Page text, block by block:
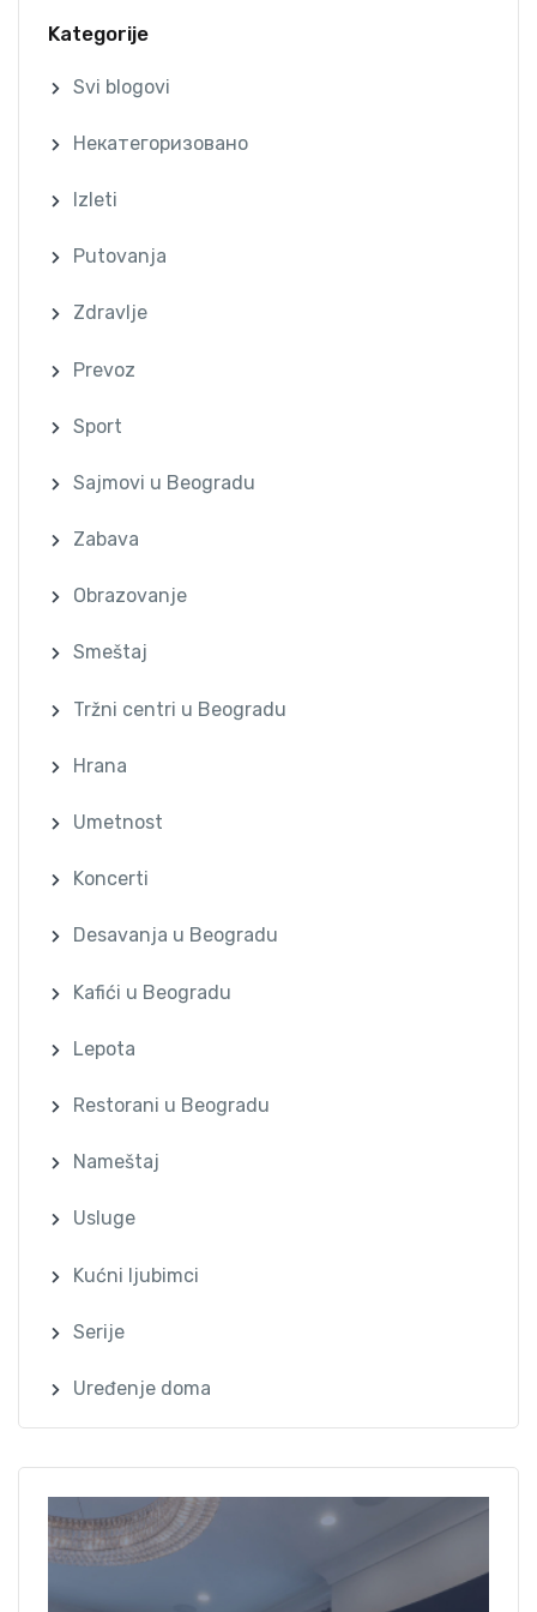
Kategorije
Svi blogovi
Некатегоризовано
Izleti
Putovanja
Zdravlje
Prevoz
Sport
Sajmovi u Beogradu
Zabava
Obrazovanje
Smeštaj
Tržni centri u Beogradu
Hrana
Umetnost
Koncerti
Desavanja u Beogradu
Kafići u Beogradu
Lepota
Restorani u Beogradu
Nameštaj
Usluge
Kućni ljubimci
Serije
Uređenje doma